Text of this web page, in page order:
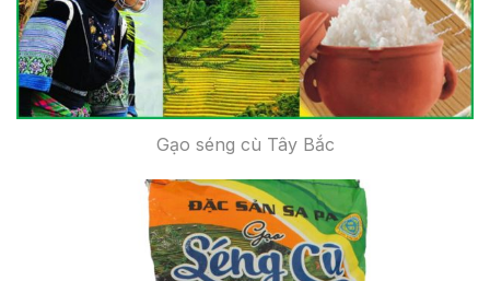
Gạo séng cù Tây Bắc